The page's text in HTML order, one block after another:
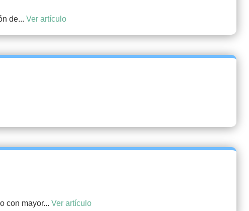
de... Ver artículo
con mayor... Ver artículo